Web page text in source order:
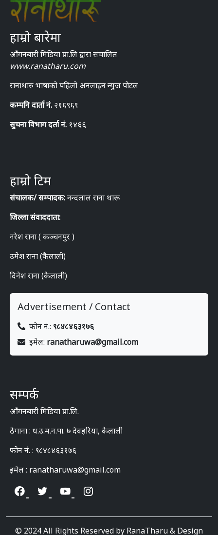
हाम्रो बारेमा
आँगनबारी मिडिया प्रा.लि द्वारा संचालित
www.ranatharu.com
रानाथारु भाषाको पहिलो अनलाइन न्युज पोटल
कम्पनि दार्ता नं. २१६९६९
सुचना विभाग दर्ता नं. १४६६
हाम्रो टिम
संचालक/ सम्पादक:नन्दलाल राना थारू
जिल्ला संवाददाता:
नरेश राना ( कञ्चनपुर )
उमेश राना (कैलाली)
दिनेश राना (कैलाली)
Advertisement / Contact
फोन नं.: ९८४८४६३१७६
इमेल: ranatharuwa@gmail.com
सम्पर्क
आँगनबारी मिडिया प्रा.लि.
ठेगाना : ध.उ.म.न.पा. ७ देवहरिया, कैलाली
फोन नं. : ९८४८४६३१७६
इमेल : ranatharuwa@gmail.com
© 2024 All Rights Reserved by RanaTharu & Design